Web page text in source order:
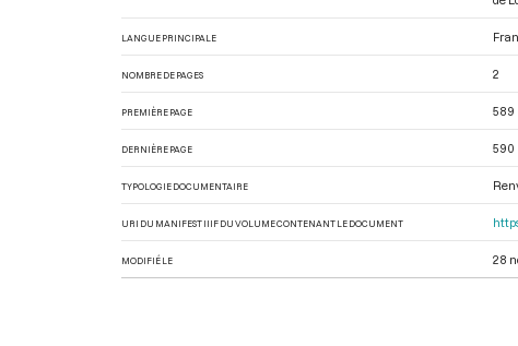
LANGUE PRINCIPALE
NOMBRE DE PAGES 2
PREMIÈRE PAGE 589
DERNIÈRE PAGE 590
TYPOLOGIE DOCUMENTAIRE
URI DU MANIFEST IIIF DU VOLUME CONTENANT LE DOCUMENT
MODIFIÉ LE 28